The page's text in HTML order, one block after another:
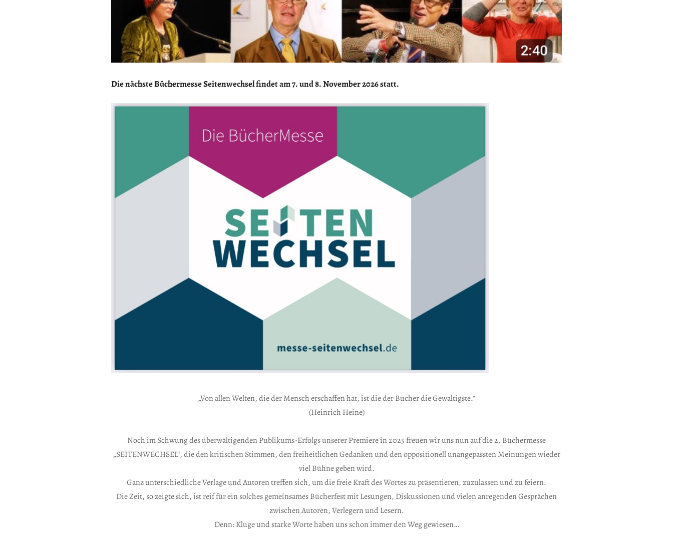
Die nächste Büchermesse Seitenwechsel findet am 7. und 8. November 2026 statt.
„Von allen Welten, die der Mensch erschaffen hat, ist die der Bücher die Gewaltigste.“
(Heinrich Heine)
Noch im Schwung des überwältigenden Publikums-Erfolgs unserer Premiere in 2025 freuen wir uns nun auf die 2. Büchermesse
„SEITENWECHSEL“, die den kritischen Stimmen, den freiheitlichen Gedanken und den oppositionell unangepassten Meinungen wieder
viel Bühne geben wird.
Ganz unterschiedliche Verlage und Autoren treffen sich, um die freie Kraft des Wortes zu präsentieren, zuzulassen und zu feiern.
Die Zeit, so zeigte sich, ist reif für ein solches gemeinsames Bücherfest mit Lesungen, Diskussionen und vielen anregenden Gesprächen
zwischen Autoren, Verlegern und Lesern.
Denn: Kluge und starke Worte haben uns schon immer den Weg gewiesen…